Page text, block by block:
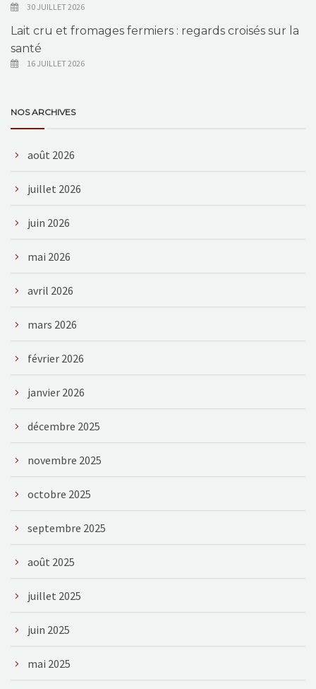
30 JUILLET 2026
Lait cru et fromages fermiers : regards croisés sur la
santé
16 JUILLET 2026
NOS ARCHIVES
août 2026
juillet 2026
juin 2026
mai 2026
avril 2026
mars 2026
février 2026
janvier 2026
décembre 2025
novembre 2025
octobre 2025
septembre 2025
août 2025
juillet 2025
juin 2025
mai 2025